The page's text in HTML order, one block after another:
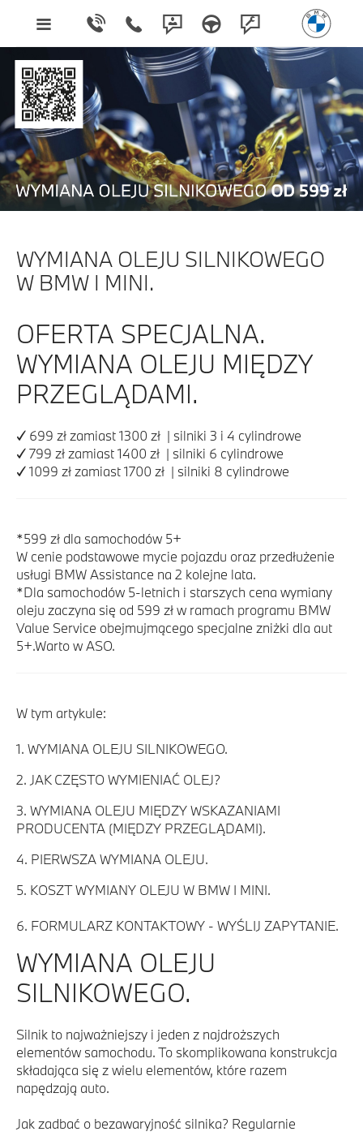
WYMIANA OLEJU SILNIKOWEGO
W BMW I MINI.
OFERTA SPECJALNA.
WYMIANA OLEJU MIĘDZY
PRZEGLĄDAMI.
✓ 699 zł zamiast 1300 zł | silniki 3 i 4 cylindrowe
✓ 799 zł zamiast 1400 zł | silniki 6 cylindrowe
✓ 1099 zł zamiast 1700 zł | silniki 8 cylindrowe
*599 zł dla samochodów 5+
W cenie podstawowe mycie pojazdu oraz przedłużenie
usługi BMW Assistance na 2 kolejne lata.
*Dla samochodów 5-letnich i starszych cena wymiany
oleju zaczyna się od 599 zł w ramach programu BMW
Value Service obejmujmącego specjalne zniżki dla aut
5+.Warto w ASO.
W tym artykule:
1. WYMIANA OLEJU SILNIKOWEGO.
2. JAK CZĘSTO WYMIENIAĆ OLEJ?
3. WYMIANA OLEJU MIĘDZY WSKAZANIAMI
PRODUCENTA (MIĘDZY PRZEGLĄDAMI).
4. PIERWSZA WYMIANA OLEJU.
5. KOSZT WYMIANY OLEJU W BMW I MINI.
6. FORMULARZ KONTAKTOWY - WYŚLIJ ZAPYTANIE.
WYMIANA OLEJU
SILNIKOWEGO.
Silnik to najważniejszy i jeden z najdroższych
elementów samochodu. To skomplikowana konstrukcja
składająca się z wielu elementów, które razem
napędzają auto.
Jak zadbać o bezawaryjność silnika? Regularnie